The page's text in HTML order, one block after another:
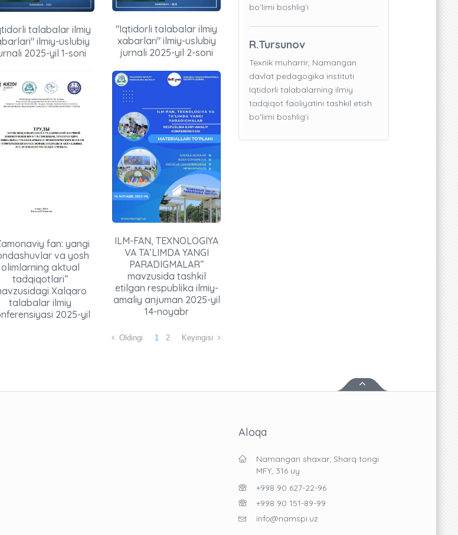
talabalar ilmiy
ilmiy-uslubiy
2025-yil 1-soni
"Iqtidorli talabalar ilmiy
xabarlari" ilmiy-uslubiy
jurnali 2025-yil 2-soni
fan: yangi
va yosh
olimlarning aktual
tadqiqotlari”
Xalqaro
talabalar ilmiy
2025-yil
ILM-FAN, TEXNOLOGIYA
VA TA’LIMDA YANGI
PARADIGMALAR”
mavzusida tashkil
etilgan respublika ilmiy-
amaliy anjuman 2025-yil
14-noyabr
Oldingi 1 2 Keyingisi
bo'limi boshlig’i
R.Tursunov
Texnik muharrir, Namangan
davlat pedagogika instituti
Iqtidorli talabalarning ilmiy
tadqiqot faoliyatini tashkil etish
bo'limi boshlig’i
Aloqa
Namangan shaxar, Sharq tongi
MFY, 316 uy
+998 90 627-22-96
+998 90 151-89-99
info@namspi.uz